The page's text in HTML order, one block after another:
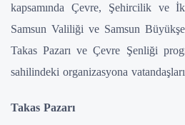
kapsamında Çevre, Şehircilik ve
Samsun Valiliği ve Samsun
Takas Pazarı ve Çevre Şenliği
sahilindeki organizasyona
Takas Pazarı